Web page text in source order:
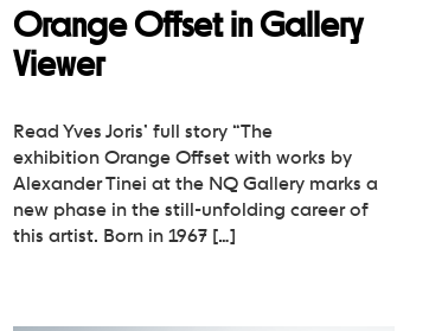
Orange Offset in Gallery
Viewer
Read Yves Joris’ full story “The
exhibition Orange Offset with works by
Alexander Tinei at the NQ Gallery marks a
new phase in the still-unfolding career of
this artist. Born in 1967 […]